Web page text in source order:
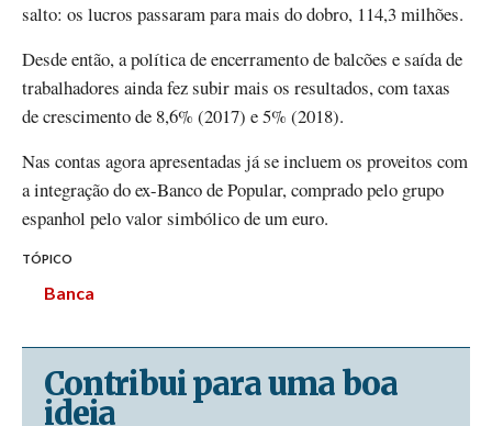
salto: os lucros passaram para mais do dobro, 114,3 milhões.
Desde então, a política de encerramento de balcões e saída de
trabalhadores ainda fez subir mais os resultados, com taxas
de crescimento de 8,6% (2017) e 5% (2018).
Nas contas agora apresentadas já se incluem os proveitos com
a integração do ex-Banco de Popular, comprado pelo grupo
espanhol pelo valor simbólico de um euro.
TÓPICO
Banca
Contribui para uma boa
ideia